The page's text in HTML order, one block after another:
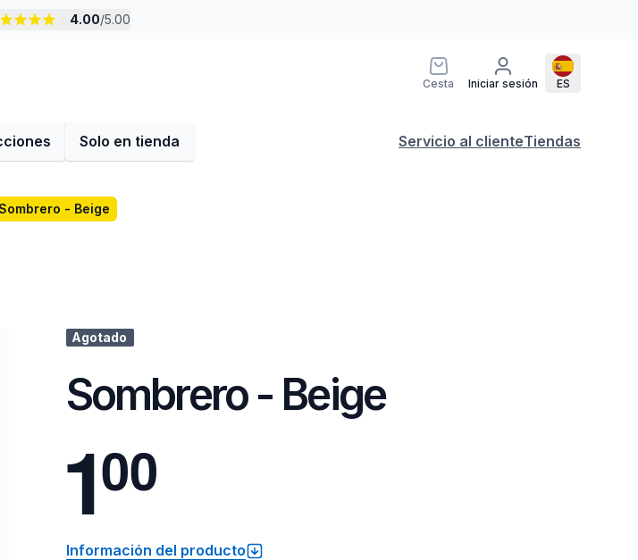
4.00/5.00
Cesta Iniciar sesión ES
Solo en tienda Servicio al clienteTiendas
- Beige
Agotado
Sombrero - Beige
100
Información del producto